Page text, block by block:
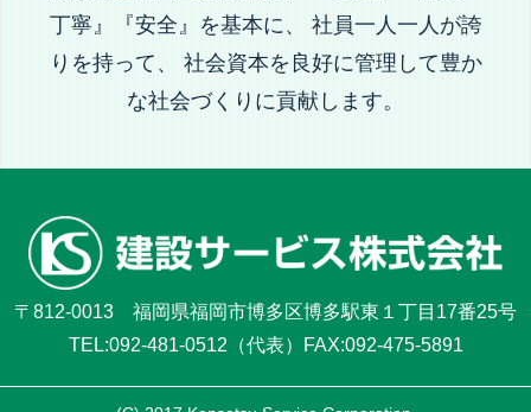
丁寧』『安全』を基本に、
社員一人一人が誇
りを持って、
社会資本を良好に管理して豊か
な社会づくりに貢献します。
〒812-0013 福岡県福岡市博多区博多駅東１丁目17番25号
TEL:092-481-0512（代表）
FAX:092-475-5891